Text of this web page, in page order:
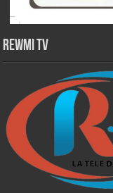
Rewmi TV